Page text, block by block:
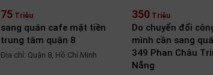
75 Triệu
sang quán cafe mặt tiền
trung tâm quận 8
Địa chỉ: Quận 8, Hồ Chí Minh
350Triệu
Do chuyển đổi
mình cần sang
349 Phan Châu
Nẵng